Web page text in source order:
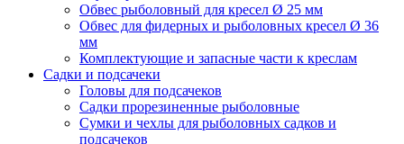
Обвес рыболовный для кресел Ø 25 мм
Обвес для фидерных и рыболовных кресел Ø 36
мм
Комплектующие и запасные части к креслам
Садки и подсачеки
Головы для подсачеков
Садки прорезиненные рыболовные
Сумки и чехлы для рыболовных садков и
подсачеков